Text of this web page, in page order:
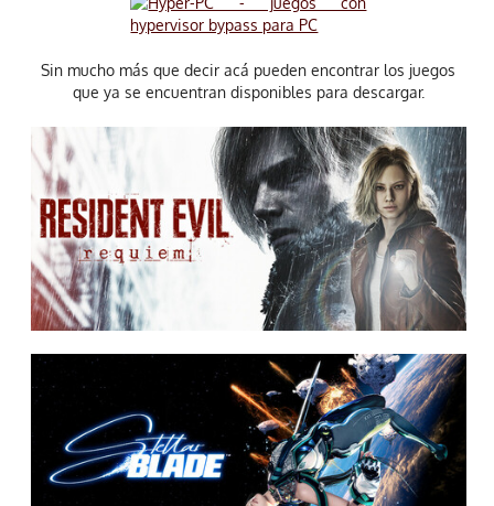
Sin mucho más que decir acá pueden encontrar los juegos
que ya se encuentran disponibles para descargar.